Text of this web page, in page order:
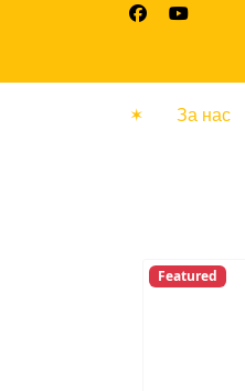
✶ За нас
Featured